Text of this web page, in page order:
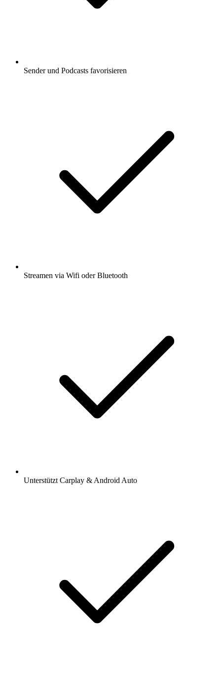
Sender und Podcasts favorisieren
Streamen via Wifi oder Bluetooth
Unterstützt Carplay & Android Auto